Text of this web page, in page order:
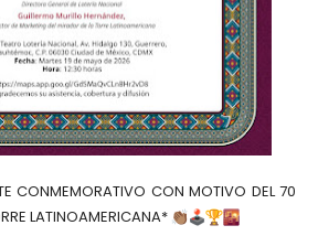
CONMEMORATIVO CON MOTIVO DEL 70
LATINOAMERICANA*